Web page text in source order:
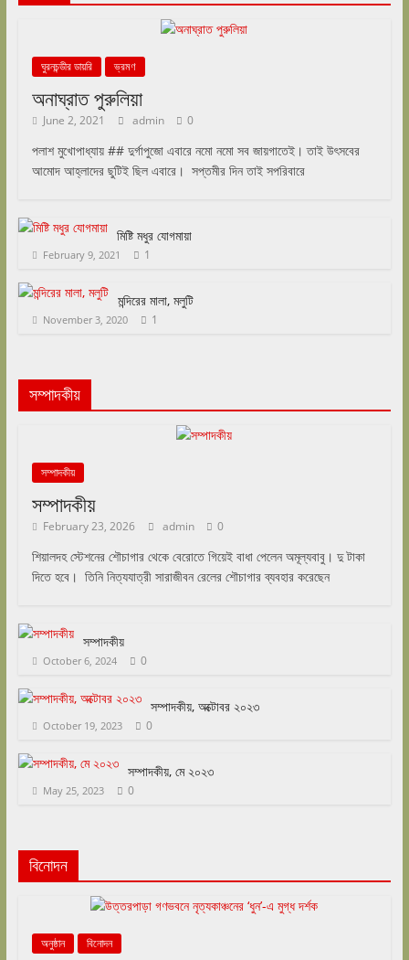
ঘুরনচন্ডীর ডায়রি ভ্রমণ
অনাঘ্রাত পুরুলিয়া
June 2, 2021 admin 0
পলাশ মুখোপাধ্যায় ## দুর্গাপুজো এবারে নমো নমো সব জায়গাতেই। তাই উৎসবের
আমোদ আহ্লাদের ছুটিই ছিল এবারে। সপ্তমীর দিন তাই সপরিবারে
মিষ্টি মধুর যোগমায়া
February 9, 2021 1
মন্দিরের মালা, মলুটি
November 3, 2020 1
সম্পাদকীয়
সম্পাদকীয়
সম্পাদকীয়
February 23, 2026 admin 0
শিয়ালদহ স্টেশনের শৌচাগার থেকে বেরোতে গিয়েই বাধা পেলেন অমূল্যবাবু। দু টাকা
দিতে হবে। তিনি নিত্যযাত্রী সারাজীবন রেলের শৌচাগার ব্যবহার করেছেন
সম্পাদকীয়
October 6, 2024 0
সম্পাদকীয়, অক্টোবর ২০২৩
October 19, 2023 0
সম্পাদকীয়, মে ২০২৩
May 25, 2023 0
বিনোদন
অনুষ্ঠান বিনোদন